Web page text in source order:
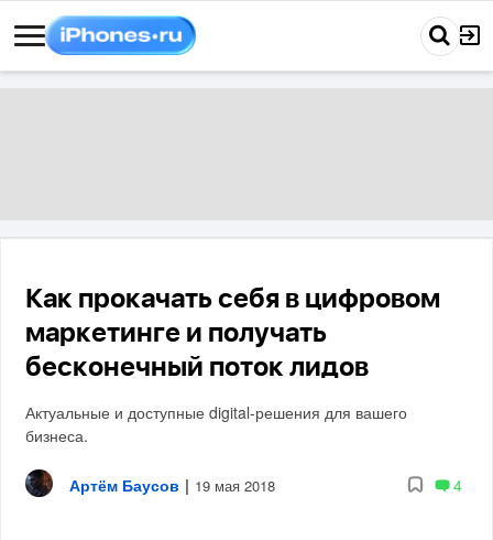
Как прокачать себя в цифровом
маркетинге и получать
бесконечный поток лидов
Актуальные и доступные digital-решения для вашего
бизнеса.
Артём Баусов | 19 мая 2018 4